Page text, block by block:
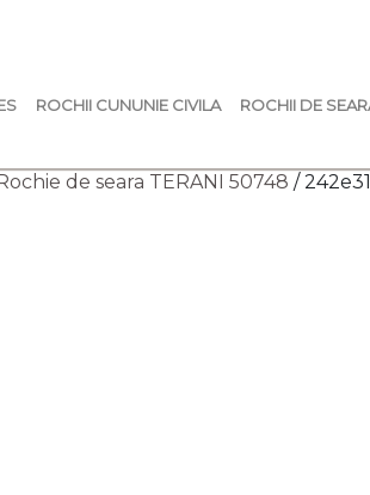
ROCHII CUNUNIE CIVILA ROCHII DE
de seara TERANI 50748 /